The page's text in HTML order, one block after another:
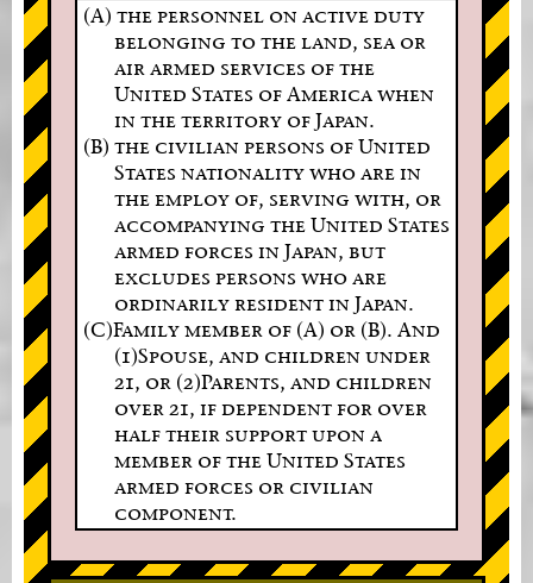
(A) the personnel on active duty
belonging to the land, sea or
air armed services of the
United States of America when
in the territory of Japan.
(B) the civilian persons of United
States nationality who are in
the employ of, serving with, or
accompanying the United States
armed forces in Japan, but
excludes persons who are
ordinarily resident in Japan.
(C)Family member of (A) or (B). And
(1)Spouse, and children under
21, or (2)Parents, and children
over 21, if dependent for over
half their support upon a
member of the United States
armed forces or civilian
component.